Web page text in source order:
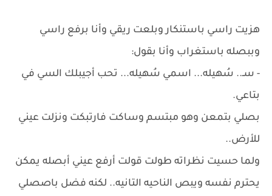
هزيت راسي باستنكار وبلعت ريقي وأنا برفع راسي
وببصله باستغراب وأنا بقول:
- سـ.. سُهيله... اسمي سُهيله... تحب أجيبلك السي في
بتاعي.
بصلي بتمعن وهو مبتسم وساكت فارتبكت ونزلت عيني
للأرض..
ولما حسيت نظراته طولت قولت أرفع عيني أبصله يمكن
يحترم نفسه ويبص الناحيه التانيه.. لكنه فضل باصصلي